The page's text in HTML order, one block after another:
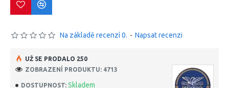
DOSTUPNOST: Skladem
UŽ SE PRODALO 250
ZOBRAZENÍ PRODUKTU: 4713
Na základě recenzí 0. - Napsat recenzi